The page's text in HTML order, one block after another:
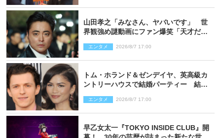
山田孝之「みなさん、ヤバいです」 世
界観強め謎動画にファン爆笑「天才だ
エンタメ 2026/8/7 17:00
トム・ホランド＆ゼンデイヤ、英高級カ
ントリーハウスで結婚パーティー 結婚
エンタメ 2026/8/7 17:00
早乙女太一『TOKYO INSIDE CLUB』開